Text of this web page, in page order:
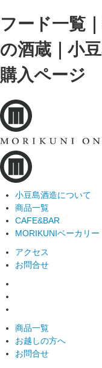
フード一覧
の酒蔵｜小
購入ページ
小豆島酒造について
商品一覧
CAFE&BAR
MORIKUNIベーカリー
アクセス
お問合せ
商品一覧
お越しの方へ
お問合せ